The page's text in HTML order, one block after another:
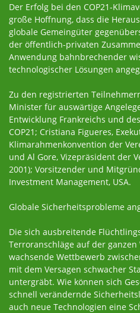
Der Erfolg bei den COP21-
große Hoffnung, dass die
globale Gemeingüter
der öffentlich-privaten
Anwendung bahnbrechender
technologischer Lösungen
Zu den registrierten
Minister für auswärtige
Entwicklung Frankreichs und
COP21; Cristiana Figueres,
Klimarahmenkonvention der
und Al Gore, Vizepräsident der
2001); Vorsitzender und
Investment Management, USA.
Globale Sicherheitsprobleme
Die sich ausbreitende
Terroranschläge auf der
wachsende Wettbewerb
mit dem Versagen schwacher
untergräbt. Wie können sich
schnell verändernde
auch neue Technologien eine